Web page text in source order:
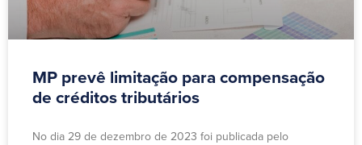
MP prevê limitação para compensação
de créditos tributários
No dia 29 de dezembro de 2023 foi publicada pelo